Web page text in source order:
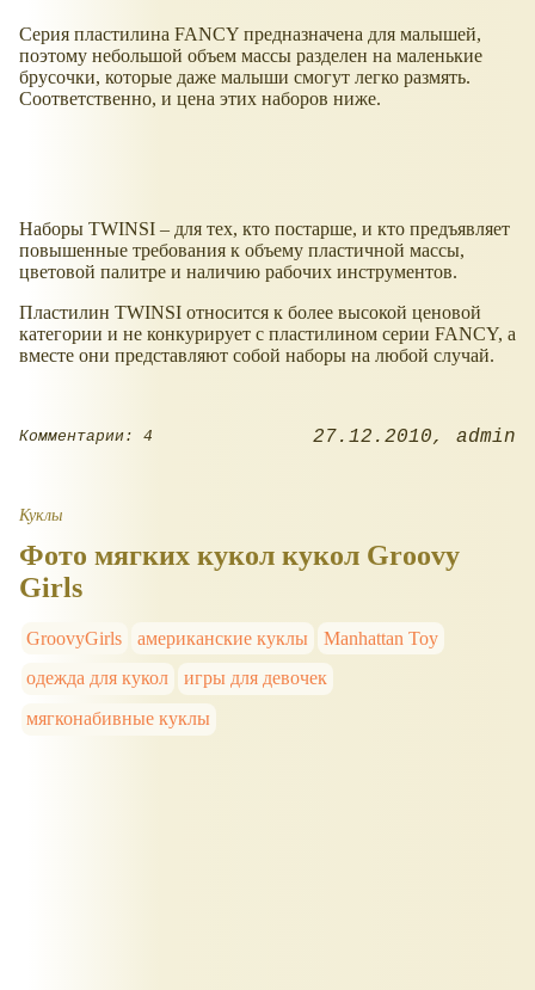
Серия пластилина FANCY предназначена для малышей,
поэтому небольшой объем массы разделен на маленькие
брусочки, которые даже малыши смогут легко размять.
Соответственно, и цена этих наборов ниже.
Наборы TWINSI – для тех, кто постарше, и кто предъявляет
повышенные требования к объему пластичной массы,
цветовой палитре и наличию рабочих инструментов.
Пластилин TWINSI относится к более высокой ценовой
категории и не конкурирует с пластилином серии FANCY, а
вместе они представляют собой наборы на любой случай.
Комментарии: 4 27.12.2010 admin
Куклы
Фото мягких кукол кукол Groovy
Girls
GroovyGirls американские куклы
Manhattan Toy
одежда для кукол
игры для девочек
мягконабивные куклы